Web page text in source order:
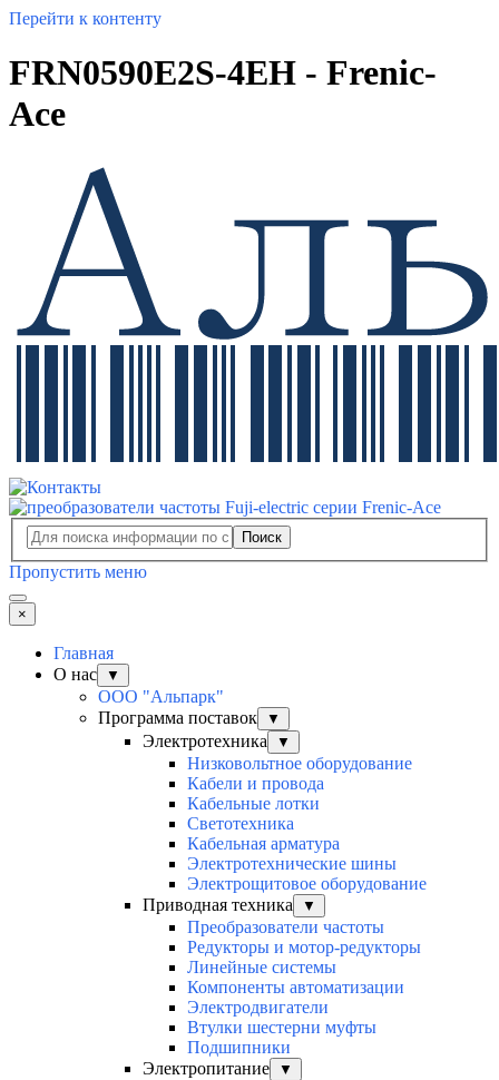
Перейти к контенту
FRN0590E2S-4EH - Frenic-
Ace
Поиск
Пропустить меню
×
Главная
О нас
▼
ООО "Альпарк"
Программа поставок
▼
Электротехника ▼
Низковольтное оборудование
Кабели и провода
Кабельные лотки
Светотехника
Кабельная арматура
Электротехнические шины
Электрощитовое оборудование
Приводная техника
▼
Преобразователи частоты
Редукторы и мотор-редукторы
Линейные системы
Компоненты автоматизации
Электродвигатели
Втулки шестерни муфты
Подшипники
Электропитание
▼